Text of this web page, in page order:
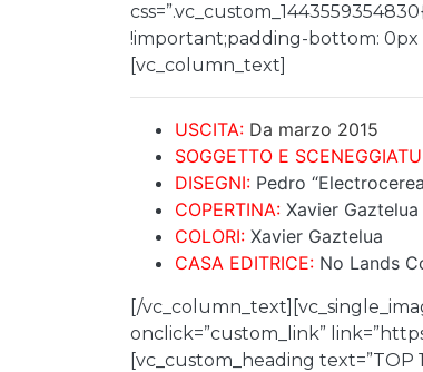
!important;padding-bottom: 0px
[vc_column_text]
USCITA: Da marzo 2015
SOGGETTO E
DISEGNI: Pedro
COPERTINA: Xavier Gaztelua
COLORI: Xavier Gaztelua
CASA EDITRICE: No Lands
[/
onclick=”custom_link”
[vc_custom_heading text=”TOP